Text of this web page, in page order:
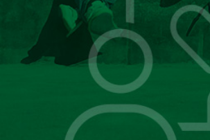
News Archiv